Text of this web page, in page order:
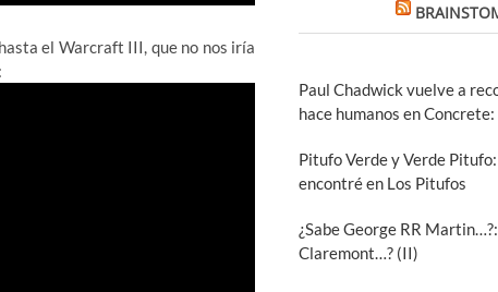
el Warcraft III, que no nos iría
Paul Chadwick vuelve a
hace humanos en
Pitufo Verde y Verde
encontré en Los Pitufos
¿Sabe George RR
Claremont…? (II)